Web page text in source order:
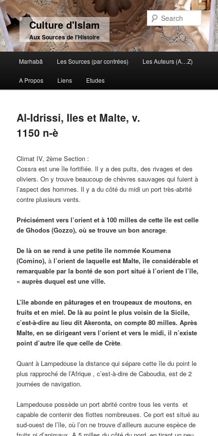
Culture d'Islam
Aux Sources de l'Histoire
Skip to primary content
Skip to secondary content
Marhabâ Les Sources (par contrées) Les Auteurs (A…Z)
A Propos Liens Etudes
Al-Idrissi, Iles et Malte, v.
1150 n-è
Climat IV, 2ème Section :
Cossra est une île fortifiée. Il y a des puits, des rivages et des
oliviers. On y trouve beaucoup de chèvres sauvages qui fuient à
l’aspect des hommes. Il y a du côté du midi un port très-abrité
contre plusieurs vents.
Précisément vers l’orient et à 100 milles de cette île est celle
de Ghodos (Gozzo), où se trouve un bon ancrage.
De là on se rend à une petite île nommée Koumena
(Comino),àl’orient de laquelle est Malte, île considérable et
remarquable par la bonté de son port situé à l’orient de l’île,
« auprès duquel est une ville.
L’île abonde en pâturages et en troupeaux de moutons, en
fruits et en miel. De là au point le plus voisin de la Sicile,
c’est-à-dire au lieu dit Akeronta, on compte 80 milles. Après
Malte, en se dirigeant vers l’orient et vers le midi, il n’existe
point d’autre île que celle de Crète.
Quant à Lampedouse la distance qui sépare cette île du point le
plus rapproché de l’Afrique , c’est-à-dire de Caboudia, est de 2
journées de navigation.
Lampedouse possède un port abrité contre tous les vents et
capable de contenir des flottes nombreuses. Ce port est situé au
sud-ouest de l’île, où l’on ne trouve d’ailleurs aucune espèce de